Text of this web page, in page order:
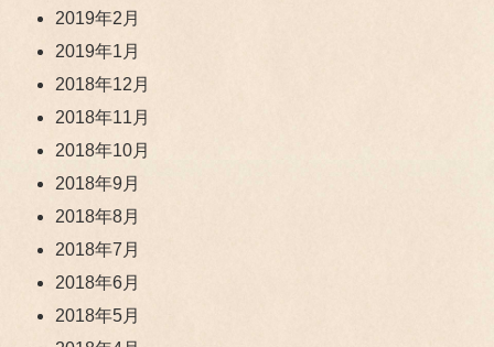
2019年2月
2019年1月
2018年12月
2018年11月
2018年10月
2018年9月
2018年8月
2018年7月
2018年6月
2018年5月